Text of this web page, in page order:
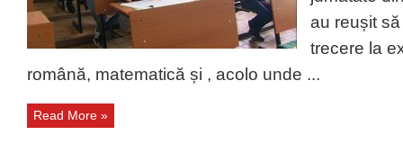
au reușit
trecere la
română, matematică și , acolo unde ...
Read More »